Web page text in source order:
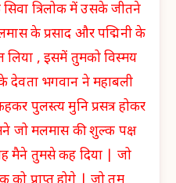
त्रिलोक में उसके जीतने
के प्रसाद और पद्मिनी के
, इसमें तुमको विस्मय
देवता भगवान ने महाबली
पुलस्त्य मुनि प्रसत्र होकर
जो मलमास की शुल्क पक्ष
मैने तुमसे कह दिया | जो